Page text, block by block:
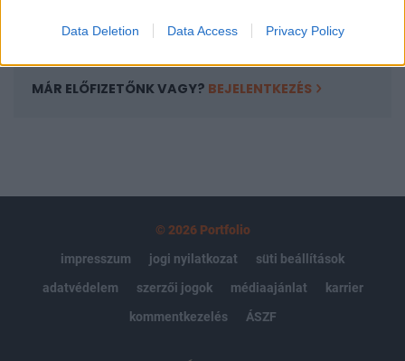
Data Deletion Data Access Privacy Policy
MÁR ELŐFIZETŐNK VAGY? BEJELENTKEZÉS
© 2026 Portfolio
impresszum
jogi nyilatkozat
süti beállítások
adatvédelem
szerzői jogok médiaajánlat
karrier
kommentkezelés
ÁSZF